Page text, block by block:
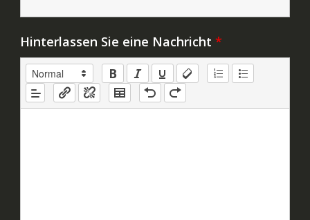
Hinterlassen Sie eine Nachricht *